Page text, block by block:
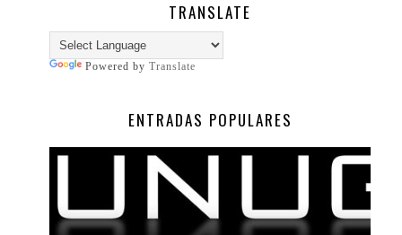
TRANSLATE
Powered by Translate
ENTRADAS POPULARES